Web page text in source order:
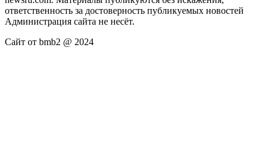
ответственность за достоверность публикуемых новостей
Администрация сайта не несёт.
Сайт от bmb2 @ 2024